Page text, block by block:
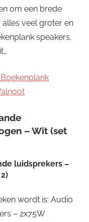
om een brede
veel groter en
speakers.
– Wit (set
luidsprekers –
wordt is: Audio
– 2x75W